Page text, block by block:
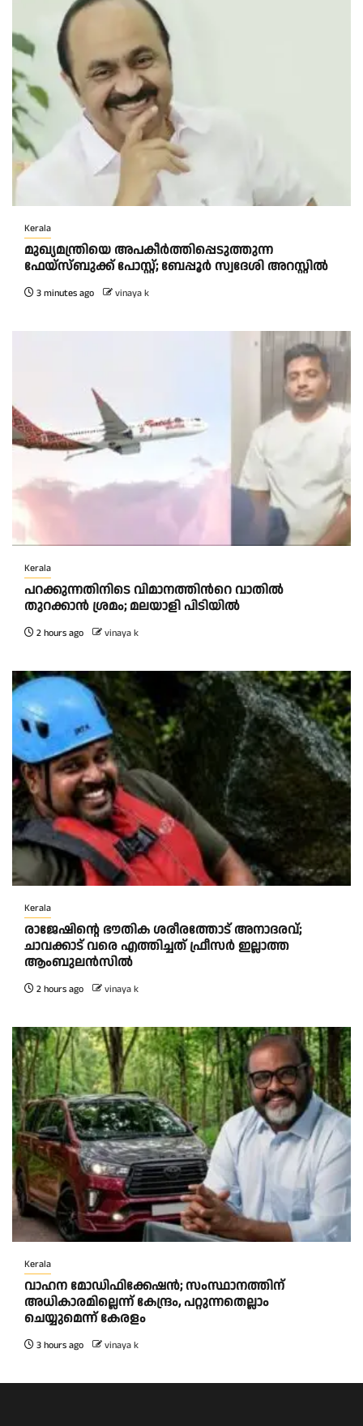
Kerala
മുഖ്യമന്ത്രിയെ അപകീർത്തിപ്പെടുത്തുന്ന
ഫേയ്സ്ബുക്ക് പോസ്റ്റ്; ബേപ്പൂർ സ്വദേശി അറസ്റ്റിൽ
3 minutes ago vinaya k
Kerala
പറക്കുന്നതിനിടെ വിമാനത്തിന്‍റെ വാതിൽ
തുറക്കാൻ ശ്രമം; മലയാളി പിടിയിൽ
2 hours ago vinaya k
Kerala
രാജേഷിന്റെ ഭൗതിക ശരീരത്തോട് അനാദരവ്;
ചാവക്കാട് വരെ എത്തിച്ചത് ഫ്രീസര്‍ ഇല്ലാത്ത
ആംബുലന്‍സില്‍
2 hours ago vinaya k
Kerala
വാഹന മോഡിഫിക്കേഷൻ; സംസ്ഥാനത്തിന്
അധികാരമില്ലെന്ന് കേന്ദ്രം, പറ്റുന്നതെല്ലാം
ചെയ്യുമെന്ന് കേരളം
3 hours ago vinaya k